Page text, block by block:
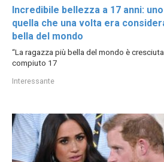
Incredibile bellezza a 17 anni:
quella che una volta era
bella del mondo
“La ragazza più bella del mondo è
compiuto 17
Interessante